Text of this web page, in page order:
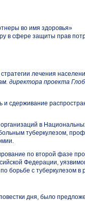
во имя здоровья»
в сфере защиты прав
лечения
директора проекта
сдерживание
в
туберкулезом,
по второй фазе
Федерации,
борьбе с туберкулезом в
дня, было